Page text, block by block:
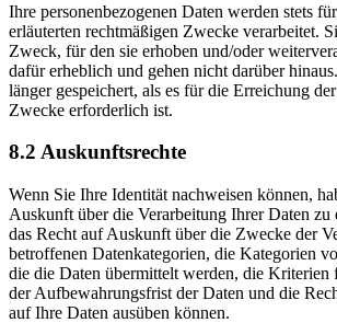
Ihre personenbezogenen Daten werden stets
erläuterten rechtmäßigen Zwecke verarbeitet.
Zweck, für den sie erhoben und/oder
dafür erheblich und gehen nicht darüber
länger gespeichert, als es für die Erreichung
Zwecke erforderlich ist.
8.2 Auskunftsrechte
Wenn Sie Ihre Identität nachweisen können,
Auskunft über die Verarbeitung Ihrer Daten zu
das Recht auf Auskunft über die Zwecke der
betroffenen Datenkategorien, die Kategorien
die die Daten übermittelt werden, die Kriterien
der Aufbewahrungsfrist der Daten und die
auf Ihre Daten ausüben können.